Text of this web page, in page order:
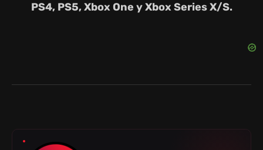
PS4, PS5, Xbox One y Xbox Series X/S.